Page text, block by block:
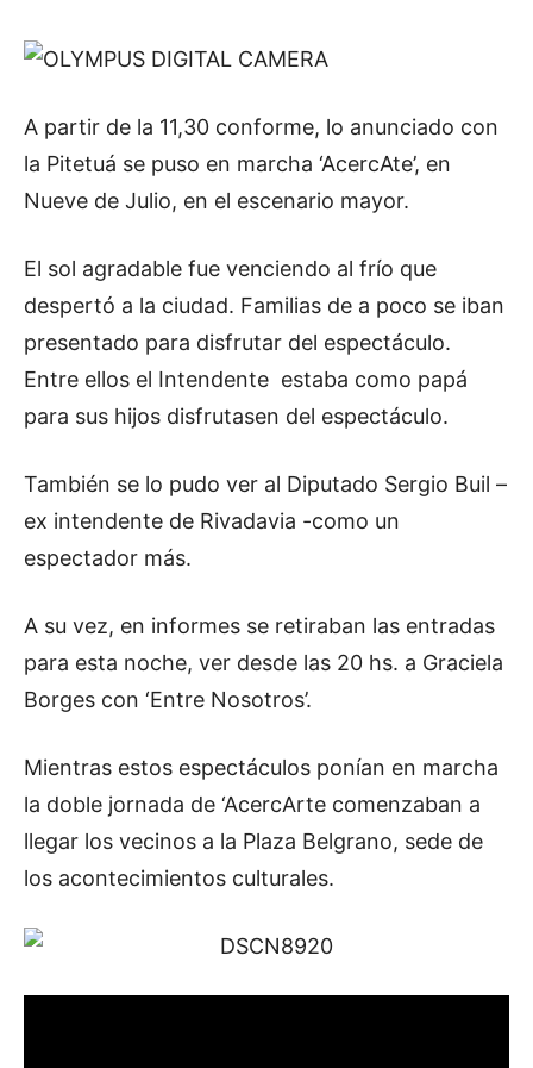
A partir de la 11,30 conforme, lo anunciado con
la Pitetuá se puso en marcha ‘AcercAte’, en
Nueve de Julio, en el escenario mayor.
El sol agradable fue venciendo al frío que
despertó a la ciudad. Familias de a poco se iban
presentado para disfrutar del espectáculo.
Entre ellos el Intendente estaba como papá
para sus hijos disfrutasen del espectáculo.
También se lo pudo ver al Diputado Sergio Buil –
ex intendente de Rivadavia -como un
espectador más.
A su vez, en informes se retiraban las entradas
para esta noche, ver desde las 20 hs. a Graciela
Borges con ‘Entre Nosotros’.
Mientras estos espectáculos ponían en marcha
la doble jornada de ‘AcercArte comenzaban a
llegar los vecinos a la Plaza Belgrano, sede de
los acontecimientos culturales.